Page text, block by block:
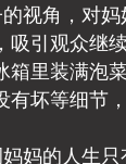
视角，对
吸引观众继
箱里装满泡
有坏等细节
妈的人生